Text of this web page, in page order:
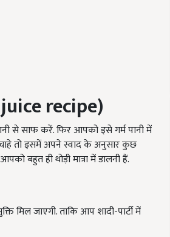
recipe)
से साफ करें. फिर आपको इसे गर्म पानी में
तो इसमें अपने स्वाद के अनुसार कुछ
बहुत ही थोड़ी मात्रा में डालनी हैं.
जाएगी. ताकि आप शादी-पार्टी में